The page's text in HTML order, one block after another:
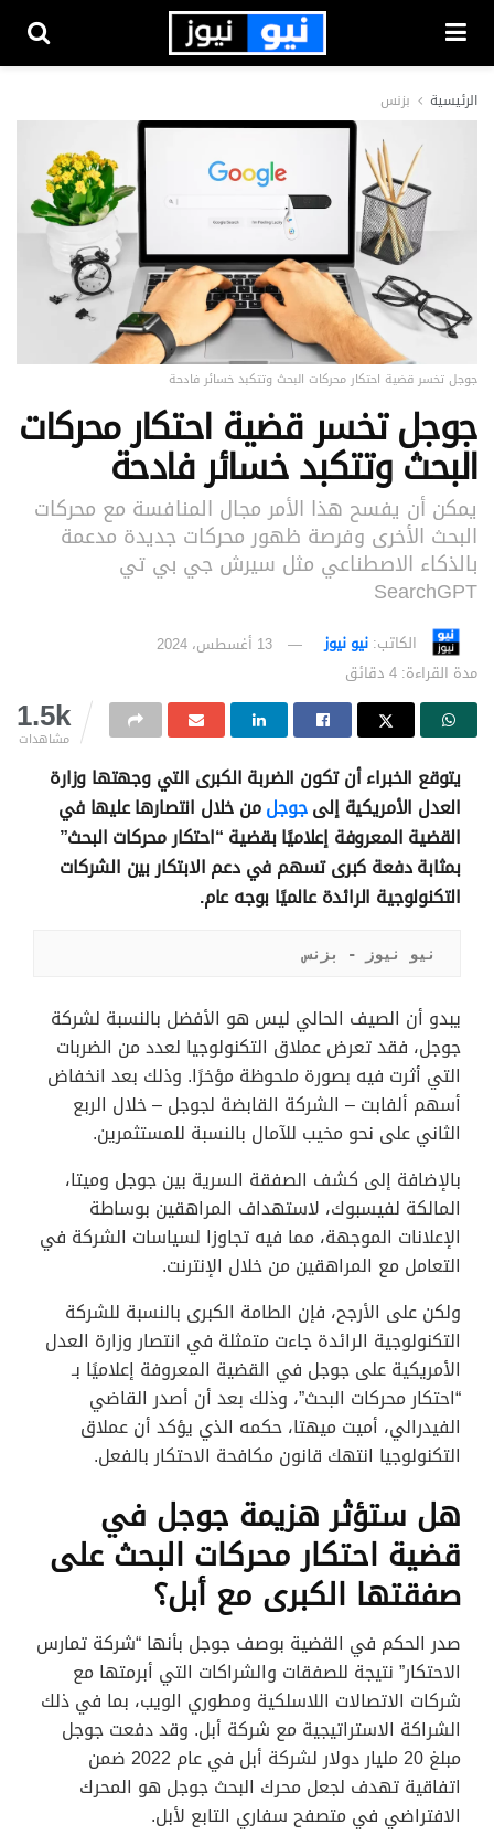
الرئيسية بزنس
جوجل تخسر قضية احتكار محركات البحث وتتكبد خسائر فادحة
جوجل تخسر قضية احتكار محركات
البحث وتتكبد خسائر فادحة
يمكن أن يفسح هذا الأمر مجال المنافسة مع محركات
البحث الأخرى وفرصة ظهور محركات جديدة مدعمة
بالذكاء الاصطناعي مثل سيرش جي بي تي
SearchGPT
الكاتب: نيو نيوز
13 أغسطس، 2024
مدة القراءة: 4 دقائق
1.5k
مشاهدات
يتوقع الخبراء أن تكون الضربة الكبرى التي وجهتها وزارة
العدل الأمريكية إلىجوجلمن خلال انتصارها عليها في
القضية المعروفة إعلاميًا بقضية “احتكار محركات البحث”
بمثابة دفعة كبرى تسهم في دعم الابتكار بين الشركات
التكنولوجية الرائدة عالميًا بوجه عام.
نيو نيوز - بزنس
يبدو أن الصيف الحالي ليس هو الأفضل بالنسبة لشركة
جوجل، فقد تعرض عملاق التكنولوجيا لعدد من الضربات
التي أثرت فيه بصورة ملحوظة مؤخرًا. وذلك بعد انخفاض
أسهم ألفابت – الشركة القابضة لجوجل – خلال الربع
الثاني على نحو مخيب للآمال بالنسبة للمستثمرين.
بالإضافة إلى كشف الصفقة السرية بين جوجل وميتا،
المالكة لفيسبوك، لاستهداف المراهقين بوساطة
الإعلانات الموجهة، مما فيه تجاوزا لسياسات الشركة في
التعامل مع المراهقين من خلال الإنترنت.
ولكن على الأرجح، فإن الطامة الكبرى بالنسبة للشركة
التكنولوجية الرائدة جاءت متمثلة في انتصار وزارة العدل
الأمريكية على جوجل في القضية المعروفة إعلاميًا بـ
“احتكار محركات البحث”، وذلك بعد أن أصدر القاضي
الفيدرالي، أميت ميهتا، حكمه الذي يؤكد أن عملاق
التكنولوجيا انتهك قانون مكافحة الاحتكار بالفعل.
هل ستؤثر هزيمة جوجل في
قضية احتكار محركات البحث على
صفقتها الكبرى مع أبل؟
صدر الحكم في القضية بوصف جوجل بأنها “شركة تمارس
الاحتكار” نتيجة للصفقات والشراكات التي أبرمتها مع
شركات الاتصالات اللاسلكية ومطوري الويب، بما في ذلك
الشراكة الاستراتيجية مع شركة أبل. وقد دفعت جوجل
مبلغ 20 مليار دولار لشركة أبل في عام 2022 ضمن
اتفاقية تهدف لجعل محرك البحث جوجل هو المحرك
الافتراضي في متصفح سفاري التابع لأبل.